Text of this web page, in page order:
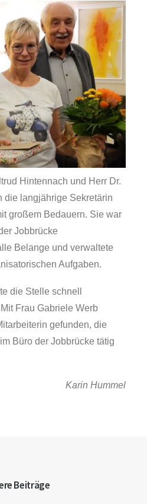
Hintennach und Herr Dr.
die langjährige Sekretärin
großem Bedauern. Sie war
Jobbrücke
Belange und verwaltete
Aufgaben.
die Stelle schnell
Frau Gabriele Werb
gefunden, die
Büro der Jobbrücke tätig
Karin Hummel
Beiträge